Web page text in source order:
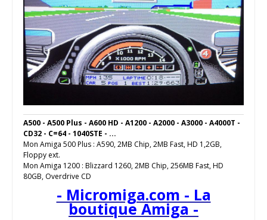
A500 - A500 Plus - A600 HD - A1200 - A2000 - A3000 - A4000T -
CD32 - C=64 - 1040STE - ...
Mon Amiga 500 Plus : A590, 2MB Chip, 2MB Fast, HD 1,2GB,
Floppy ext.
Mon Amiga 1200 : Blizzard 1260, 2MB Chip, 256MB Fast, HD
80GB, Overdrive CD
- Micromiga.com - La
boutique Amiga -